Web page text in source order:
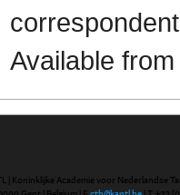
Available
| Koninklijke Academie voor Nederlandse